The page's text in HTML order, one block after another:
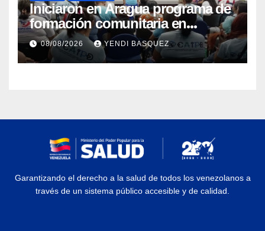
Iniciaron en Aragua programa de
formación comunitaria en
atención a personas con
discapacidad
08/08/2026 YENDI BASQUEZ
Garantizando el derecho a la salud de todos los venezolanos a
través de un sistema público accesible y de calidad.